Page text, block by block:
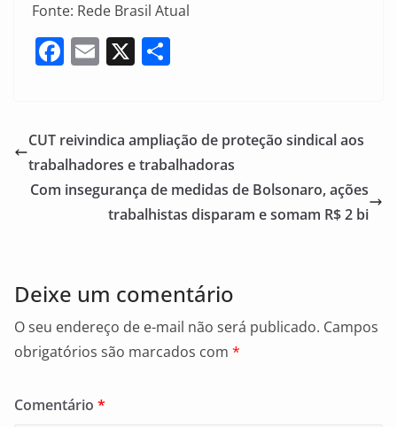
Fonte: Rede Brasil Atual
F
e
b
o
E
l
X
e
CUT reivindica ampliação de proteção sindical aos
trabalhadores e trabalhadoras
Com insegurança de medidas de Bolsonaro, ações
trabalhistas disparam e somam R$ 2 bi
Deixe um comentário
O seu endereço de e-mail não será publicado. Campos
obrigatórios são marcados com *
Comentário *